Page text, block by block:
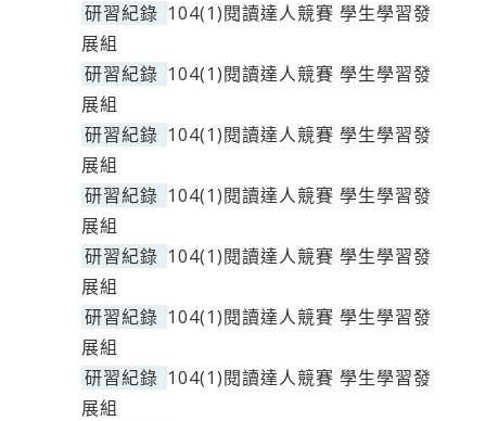
研習紀錄 104(1)閱讀達人競賽 學生學習發
展組
研習紀錄 104(1)閱讀達人競賽 學生學習發
展組
研習紀錄 104(1)閱讀達人競賽 學生學習發
展組
研習紀錄 104(1)閱讀達人競賽 學生學習發
展組
研習紀錄 104(1)閱讀達人競賽 學生學習發
展組
研習紀錄 104(1)閱讀達人競賽 學生學習發
展組
研習紀錄 104(1)閱讀達人競賽 學生學習發
展組